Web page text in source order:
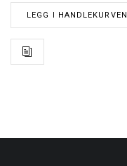
LEGG I HANDLEKURVEN